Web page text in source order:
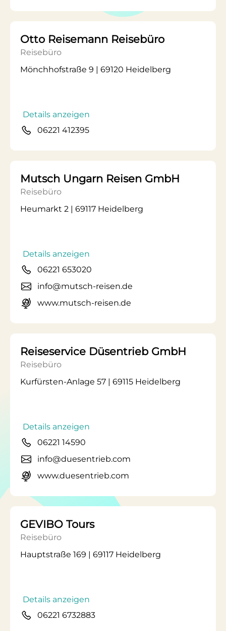
Otto Reisemann Reisebüro
Reisebüro
Mönchhofstraße 9 | 69120 Heidelberg
Details anzeigen
06221 412395
Mutsch Ungarn Reisen GmbH
Reisebüro
Heumarkt 2 | 69117 Heidelberg
Details anzeigen
06221 653020
info@mutsch-reisen.de
www.mutsch-reisen.de
Reiseservice Düsentrieb GmbH
Reisebüro
Kurfürsten-Anlage 57 | 69115 Heidelberg
Details anzeigen
06221 14590
info@duesentrieb.com
www.duesentrieb.com
GEVIBO Tours
Reisebüro
Hauptstraße 169 | 69117 Heidelberg
Details anzeigen
06221 6732883